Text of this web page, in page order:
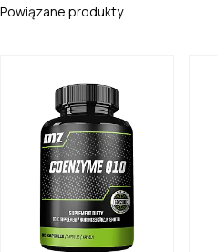
Powiązane produkty